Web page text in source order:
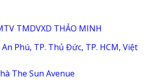
TMDVXD THẢO MINH
Phú, TP. Thủ Đức, TP. HCM, Việt
The Sun Avenue